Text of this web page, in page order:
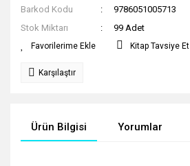
Barkod Kodu
9786051005713
Stok Miktarı
99 Adet
Kitap Tavsiye Et
Karşılaştır
Ürün Bilgisi Yorumlar